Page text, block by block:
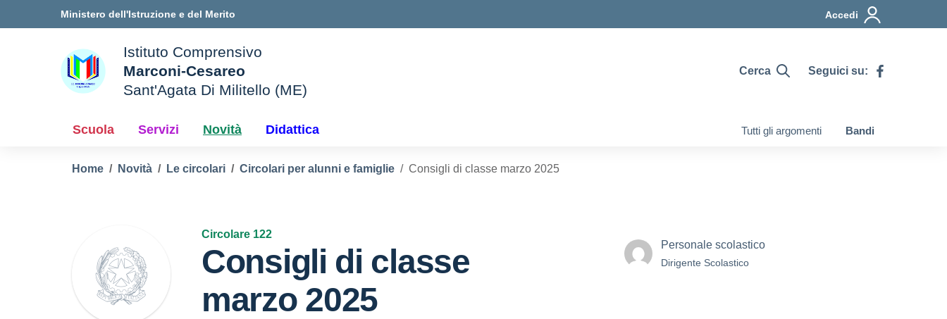
Vai ai contenuti
Vai al menu di navigazioneMinistero dell'Istruzione e del Merito Accedi
della scuola
Istituto Comprensivo
Marconi-Cesareo
Sant'Agata Di Militello (ME)
Cerca Seguici su:
Scuola Servizi Novità Didattica Tutti gli argomenti Bandi
Home Novità Le circolari Circolari per alunni e famiglie Consigli di classe marzo 2025
Circolare 122
Consigli di classe
marzo 2025
Personale scolastico
Dirigente Scolastico